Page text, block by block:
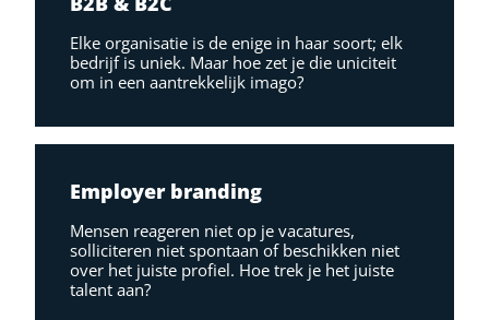
Elke organisatie is de enige in haar soort; elk
bedrijf is uniek. Maar hoe zet je die uniciteit
om in een aantrekkelijk imago?
Employer branding
Mensen reageren niet op je vacatures,
solliciteren niet spontaan of beschikken niet
over het juiste profiel. Hoe trek je het juiste
talent aan?